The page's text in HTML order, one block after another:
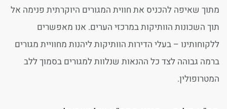
מתוך שאיפה להכניס את חווית המגורים היוקרתית פנימה אל
תוך השכונות הוותיקות במרכזי הערים. אנו מאפשרים
ללקוחותינו – בעלי הדירות הוותיקות ליהנות מחוויית מגורים
ברמה גבוהה לצד כל ההנאות שנלוות למגורים בסמוך ללב
המטרופולין.